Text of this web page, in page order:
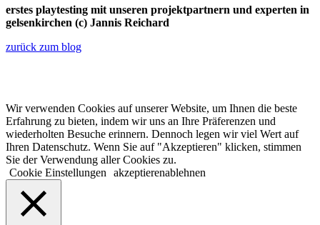
erstes playtesting mit unseren projektpartnern und experten in
gelsenkirchen (c) Jannis Reichard
zurück zum blog
Wir verwenden Cookies auf unserer Website, um Ihnen die beste
Erfahrung zu bieten, indem wir uns an Ihre Präferenzen und
wiederholten Besuche erinnern. Dennoch legen wir viel Wert auf
Ihren Datenschutz. Wenn Sie auf "Akzeptieren" klicken, stimmen
Sie der Verwendung aller Cookies zu.
Cookie Einstellungen
akzeptierenablehnen